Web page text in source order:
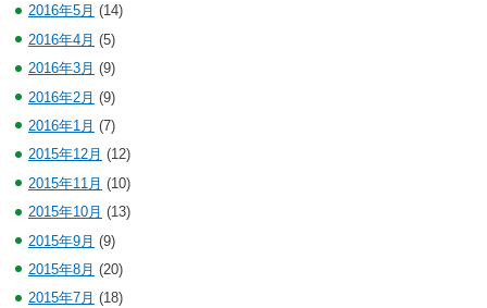
2016年5月 (14)
2016年4月 (5)
2016年3月 (9)
2016年2月 (9)
2016年1月 (7)
2015年12月 (12)
2015年11月 (10)
2015年10月 (13)
2015年9月 (9)
2015年8月 (20)
2015年7月 (18)